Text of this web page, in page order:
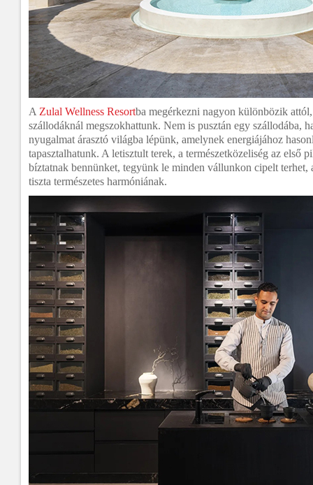
A Zulal Wellness Resortba megérkezni nagyon különbözik
szállodáknál megszokhattunk. Nem is pusztán egy szállodába,
nyugalmat árasztó világba lépünk, amelynek energiájához
tapasztalhatunk. A letisztult terek, a természetközeliség az első
bíztatnak bennünket, tegyünk le minden vállunkon cipelt terhet,
tiszta természetes harmóniának.